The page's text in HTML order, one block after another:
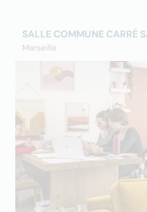
SALLE COMMUNE CARRÉ
Marseille